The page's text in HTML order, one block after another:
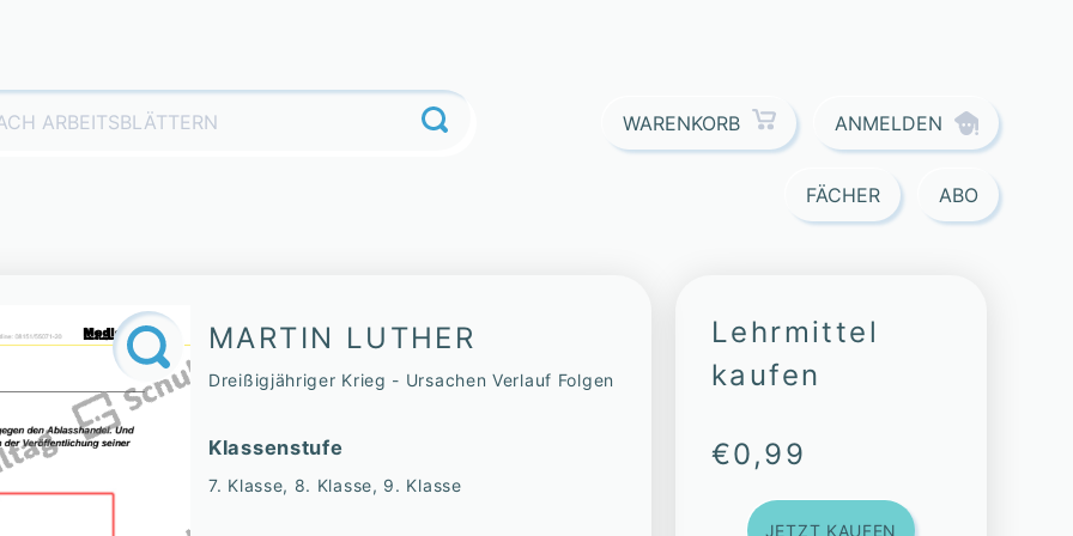
WARENKORB ANMELDEN
FÄCHER ABO
MARTIN LUTHER
Dreißigjähriger Krieg - Ursachen Verlauf Folgen
Klassenstufe
7. Klasse, 8. Klasse, 9. Klasse
Lehrmittel
kaufen
€0,99
JETZT KAUFEN